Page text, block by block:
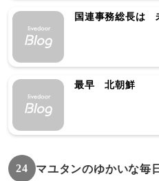
国連事務総長は
最早 北朝鮮
24 マユタンのゆかいな毎日